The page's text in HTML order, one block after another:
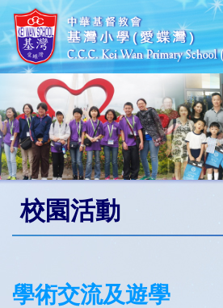
校園活動
學術交流及遊學